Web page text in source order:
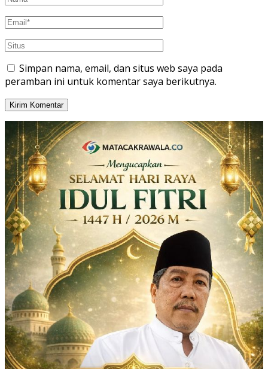
Simpan nama, email, dan situs web saya pada
peramban ini untuk komentar saya berikutnya.